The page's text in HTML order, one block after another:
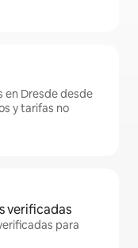
en Dresde desde
y tarifas no
verificadas
para